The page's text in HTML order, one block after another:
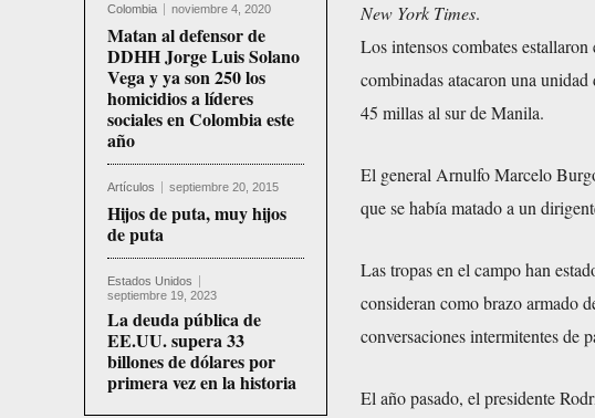
Colombia noviembre 4, 2020
Matan al defensor de
DDHH Jorge Luis Solano
Vega y ya son 250 los
homicidios a líderes
sociales en Colombia este
año
Artículos septiembre 20, 2015
Hijos de puta, muy hijos
de puta
Estados Unidos
septiembre 19, 2023
La deuda pública de
EE.UU. supera 33
billones de dólares por
primera vez en la historia
New York Times.
Los intensos combates
combinadas atacaron una
45 millas al sur de Manila.
El general Arnulfo Marcelo
que se había matado a un
Las tropas en el campo han
consideran como brazo armado
conversaciones intermitentes de
El año pasado, el presidente